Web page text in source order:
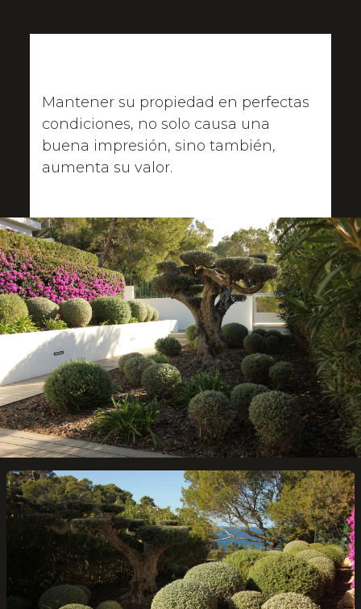
Mantener su propiedad en perfectas
condiciones, no solo causa una
buena impresión, sino también,
aumenta su valor.